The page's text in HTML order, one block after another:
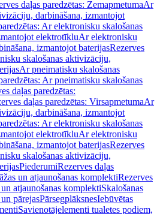
daļas paredzētas: ZemapmetumaAr
darbināšana, izmantojot
Ar elektronisku skalošanas
elektrotīkluAr elektronisku
izmantojot baterijasRezerves
skalošanas aktivizāciju,
Ar pneimatisku skalošanas
Ar pneimatisku skalošanas
daļas paredzētas:
daļas paredzētas: VirsapmetumaAr
darbināšana, izmantojot
Ar elektronisku skalošanas
elektrotīkluAr elektronisku
izmantojot baterijasRezerves
skalošanas aktivizāciju,
PiederumiRezerves daļas
un atjaunošanas komplektiRezerves
atjaunošanas komplektiSkalošanas
pārejasPārsegplāksnesIebūvētas
Savienotājelementi tualetes podiem,